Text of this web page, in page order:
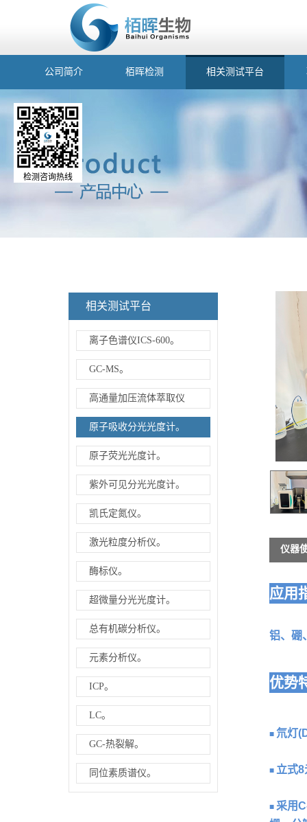
公司简介 栢晖检测 相关测试平台
相关测试平台
离子色谱仪ICS-600。
GC-MS。
高通量加压流体萃取仪
原子吸收分光光度计。
原子荧光光度计。
紫外可见分光光度计。
凯氏定氮仪。
激光粒度分析仪。
酶标仪。
超微量分光光度计。
总有机碳分析仪。
元素分析仪。
ICP。
LC。
GC-热裂解。
同位素质谱仪。
仪器
应用
铝、硼
优势
■ 氘灯
■ 立式
■ 采用
检测咨询热线